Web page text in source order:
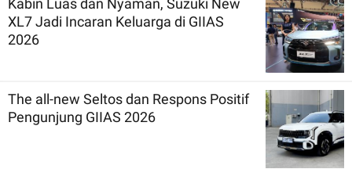
XL7 Jadi Incaran Keluarga di GIIAS
2026
The all-new Seltos dan Respons Positif
Pengunjung GIIAS 2026